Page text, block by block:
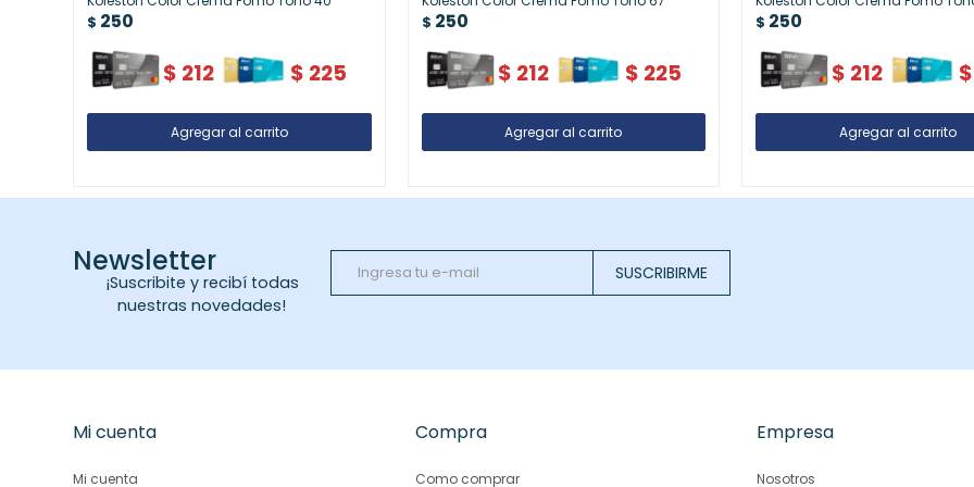
$ 250
$ 212 $ 225
$ 250
$ 212 $ 225
$ 250
$ 212 $
Newsletter
¡Suscribite y recibí todas
nuestras novedades!
SUSCRIBIRME
Mi cuenta
Mi cuenta
Compra
Como comprar
Empresa
Nosotros